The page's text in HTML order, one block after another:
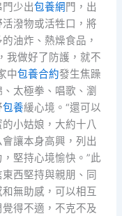
門少出包養網 門，出
潑物或活牲口，將
油炸、熱燥食品，
我做好了防護，就不
中包養合約發生焦躁
太極拳、唱歌、瀏
包養緩心境。“還可以
小姑娘，大約十八
讓本身高興，列出
堅持心境愉快。”此
西堅持與親朋、同
無助感，可以相互
得不適，不克不及